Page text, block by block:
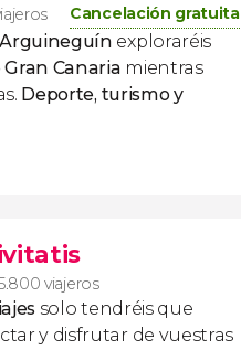
Cancelación gratuita
exploraréis
Canaria mientras
Deporte, turismo y
viajeros
solo tendréis que
y disfrutar de vuestras